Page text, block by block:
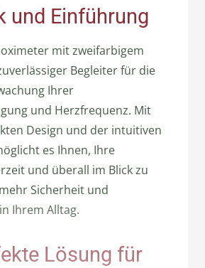
und Einführung
mit zweifarbigem
Begleiter für die
Ihrer
und Herzfrequenz. Mit
Design und der intuitiven
es Ihnen, Ihre
und überall im Blick zu
Sicherheit und
Ihrem Alltag.
Lösung für